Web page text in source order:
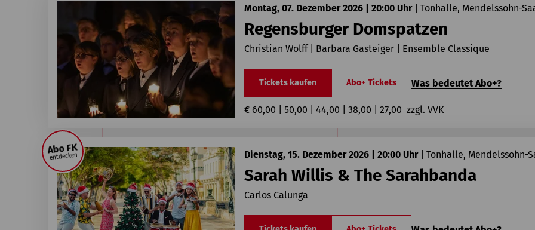
Montag, 07. Dezember 2026 | 20:00 Uhr Tonhalle, Mendelssohn-
Regensburger Domspatzen
Christian Wolff | Barbara Gasteiger | Ensemble Classique
Tickets kaufen Abo+ Tickets Was bedeutet Abo+?
€ 60,00 | 50,00 | 44,00 | 38,00 | 27,00  zzgl. VVK
Dienstag, 15. Dezember 2026 | 20:00 Uhr Tonhalle, Mendelssohn-
Sarah Willis & The Sarahbanda
Carlos Calunga
Abo FK
entdecken